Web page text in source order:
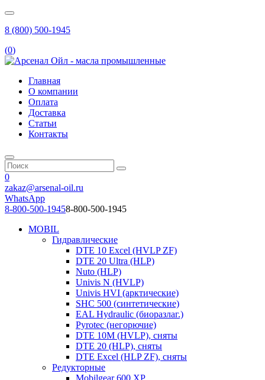
8 (800) 500-1945
(0)
Главная
О компании
Оплата
Доставка
Статьи
Контакты
0
zakaz@arsenal-oil.ru
WhatsApp
8-800-500-19458-800-500-1945
MOBIL
Гидравлические
DTE 10 Excel (HVLP ZF)
DTE 20 Ultra (HLP)
Nuto (HLP)
Univis N (HVLP)
Univis HVI (арктические)
SHC 500 (синтетические)
EAL Hydraulic (биоразлаг.)
Pyrotec (негорючие)
DTE 10M (HVLP), сняты
DTE 20 (HLP), сняты
DTE Excel (HLP ZF), сняты
Редукторные
Mobilgear 600 XP